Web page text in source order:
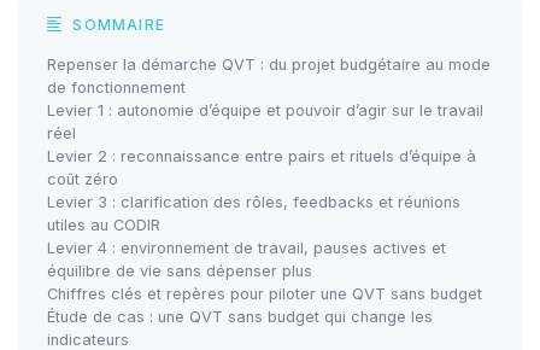
SOMMAIRE
Repenser la démarche QVT : du projet budgétaire au mode
de fonctionnement
Levier 1 : autonomie d’équipe et pouvoir d’agir sur le travail
réel
Levier 2 : reconnaissance entre pairs et rituels d’équipe à
coût zéro
Levier 3 : clarification des rôles, feedbacks et réunions
utiles au CODIR
Levier 4 : environnement de travail, pauses actives et
équilibre de vie sans dépenser plus
Chiffres clés et repères pour piloter une QVT sans budget
Étude de cas : une QVT sans budget qui change les
indicateurs